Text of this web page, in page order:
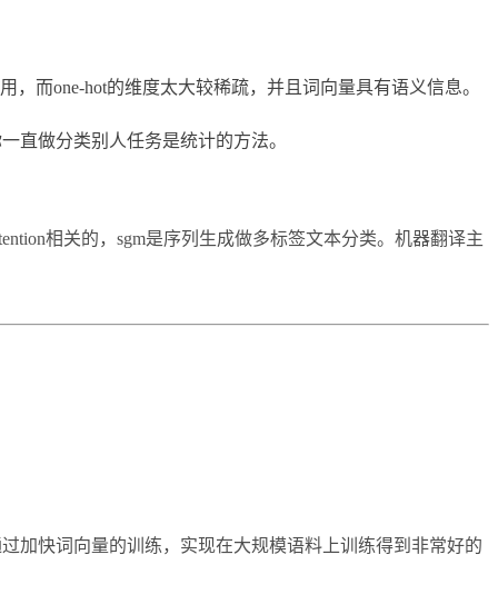
而one-hot的维度太大较稀疏，并且词向量具有语义信息。
直做分类别人任务是统计的方法。
相关的，sgm是序列生成做多标签文本分类。机器翻译主
加快词向量的训练，实现在大规模语料上训练得到非常好的